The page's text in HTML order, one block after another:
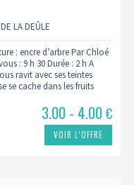
LA DEÛLE
: encre d’arbre Par Chloé
: 9 h 30 Durée : 2 h A
ravit avec ses teintes
se cache dans les fruits
3.00 - 4.00€
VOIR L’OFFRE